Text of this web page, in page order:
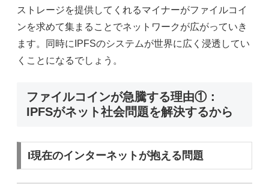
ストレージを提供してくれるマイナーがファイルコイ
ンを求めて集まることでネットワークが広がっていき
ます。同時に IPFSのシステムが世界に広く浸透してい
くことになるでしょう。
ファイルコインが急騰する理由①：
IPFSがネット社会問題を解決するから
I現在のインターネットが抱える問題